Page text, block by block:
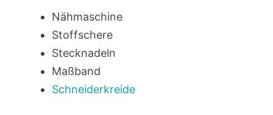
Nähmaschine
Stoffschere
Stecknadeln
Maßband
Schneiderkreide